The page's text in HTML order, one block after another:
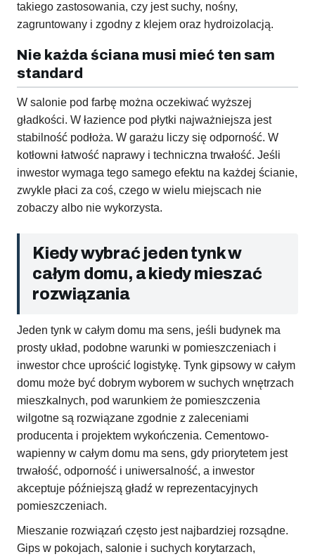
takiego zastosowania, czy jest suchy, nośny,
zagruntowany i zgodny z klejem oraz hydroizolacją.
Nie każda ściana musi mieć ten sam
standard
W salonie pod farbę można oczekiwać wyższej
gładkości. W łazience pod płytki najważniejsza jest
stabilność podłoża. W garażu liczy się odporność. W
kotłowni łatwość naprawy i techniczna trwałość. Jeśli
inwestor wymaga tego samego efektu na każdej ścianie,
zwykle płaci za coś, czego w wielu miejscach nie
zobaczy albo nie wykorzysta.
Kiedy wybrać jeden tynk w
całym domu, a kiedy mieszać
rozwiązania
Jeden tynk w całym domu ma sens, jeśli budynek ma
prosty układ, podobne warunki w pomieszczeniach i
inwestor chce uprościć logistykę. Tynk gipsowy w całym
domu może być dobrym wyborem w suchych wnętrzach
mieszkalnych, pod warunkiem że pomieszczenia
wilgotne są rozwiązane zgodnie z zaleceniami
producenta i projektem wykończenia. Cementowo-
wapienny w całym domu ma sens, gdy priorytetem jest
trwałość, odporność i uniwersalność, a inwestor
akceptuje późniejszą gładź w reprezentacyjnych
pomieszczeniach.
Mieszanie rozwiązań często jest najbardziej rozsądne.
Gips w pokojach, salonie i suchych korytarzach,